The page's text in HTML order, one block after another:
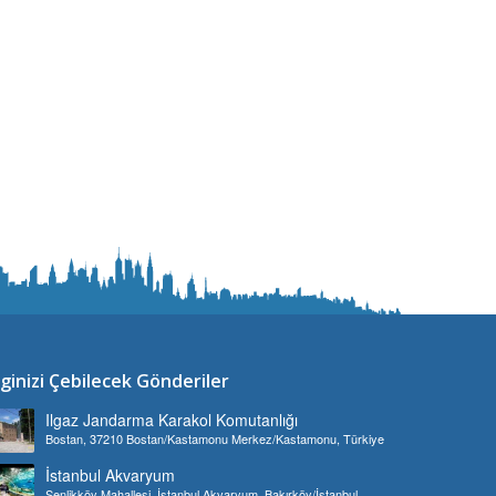
Çebilecek Gönderiler
Ilgaz Jandarma Karakol Komutanlığı
Bostan, 37210 Bostan/Kastamonu Merkez/Kastamonu, Türkiye
İstanbul Akvaryum